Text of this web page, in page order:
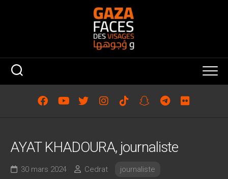
AYAT KHADOURA, journaliste
30 mars 2024 Cedrat journaliste